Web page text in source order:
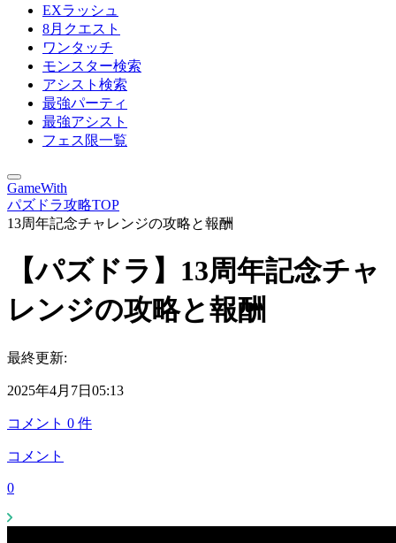
EXラッシュ
8月クエスト
ワンタッチ
モンスター検索
アシスト検索
最強パーティ
最強アシスト
フェス限一覧
GameWith
パズドラ攻略TOP
13周年記念チャレンジの攻略と報酬
【パズドラ】13周年記念チャ
レンジの攻略と報酬
最終更新:
2025年4月7日05:13
コメント 0 件
コメント
0